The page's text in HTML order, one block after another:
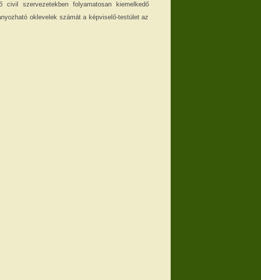
civil szervezetekben folyamatosan kiemelkedő
oklevelek számát a képviselő-testület az